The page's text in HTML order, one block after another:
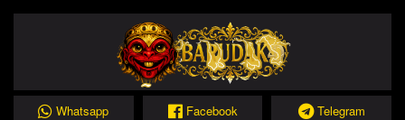
Whatsapp Facebook Telegram